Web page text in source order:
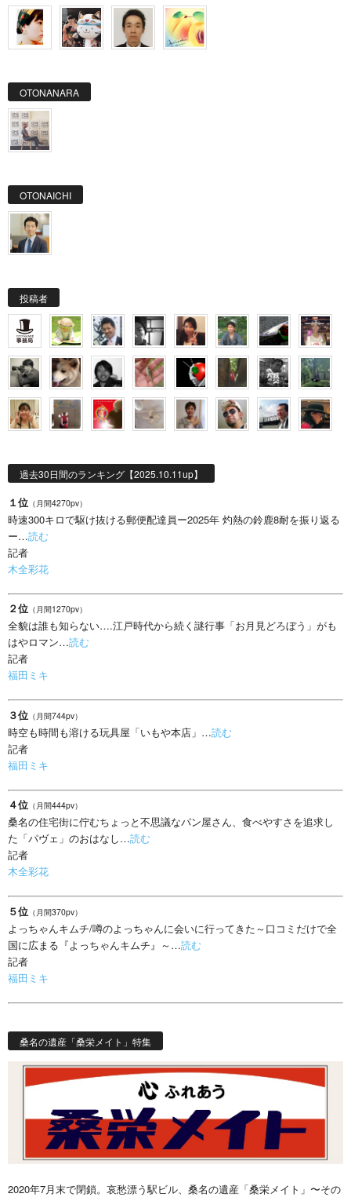
OTONANARA
OTONAICHI
投稿者
過去30日間のランキング【2025.10.11up】
１位 （月間4270pv）
時速300キロで駆け抜ける郵便配達員ー2025年 灼熱の鈴鹿8耐を振り返る
ー…読む
記者
木全彩花
２位 （月間1270pv）
全貌は誰も知らない….江戸時代から続く謎行事「お月見どろぼう」がも
はやロマン…読む
記者
福田ミキ
３位 （月間744pv）
時空も時間も溶ける玩具屋「いもや本店」…読む
記者
福田ミキ
４位 （月間444pv）
桑名の住宅街に佇むちょっと不思議なパン屋さん、食べやすさを追求し
た「パヴェ」のおはなし…読む
記者
木全彩花
５位 （月間370pv）
よっちゃんキムチ/噂のよっちゃんに会いに行ってきた～口コミだけで全
国に広まる『よっちゃんキムチ』～…読む
記者
福田ミキ
桑名の遺産「桑栄メイト」特集
2020年7月末で閉鎖。哀愁漂う駅ビル、桑名の遺産「桑栄メイト」〜その